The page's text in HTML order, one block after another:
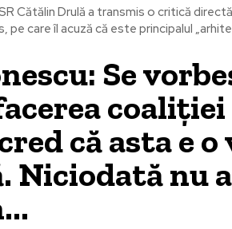
Cătălin Drulă a transmis o critică
pe care îl acuză că este principalul
Se
coaliţiei
că asta e
Niciodată nu